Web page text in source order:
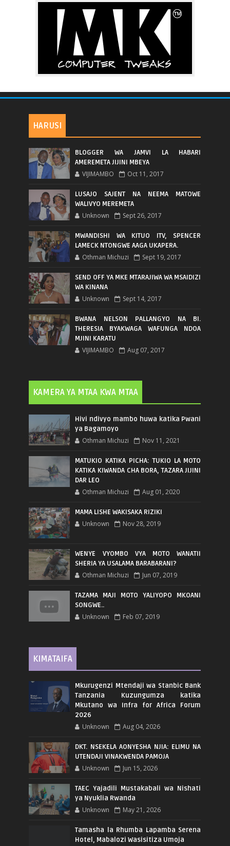
HARUSI
BLOGGER WA JAMVI LA HABARI
AMEREMETA JIJINI MBEYA
VIJIMAMBO Oct 11, 2017
LUSAJO SAJENT NA NEEMA MATOWE
WALIVYO MEREMETA
Unknown Sept 26, 2017
MWANDISHI WA KITUO ITV, SPENCER
LAMECK NTONGWE AAGA UKAPERA.
Othman Michuzi Sept 19, 2017
SEND OFF YA MKE MTARAJIWA WA MSAIDIZI
WA KINANA
Unknown Sept 14, 2017
BWANA NELSON PALLANGYO NA BI.
THERESIA BYAKWAGA WAFUNGA NDOA
MJINI KARATU
VIJIMAMBO Aug 07, 2017
KAMERA YA MTAA KWA MTAA
Hivi ndivyo mambo huwa katika Pwani
ya Bagamoyo
Othman Michuzi Nov 11, 2021
MATUKIO KATIKA PICHA: TUKIO LA MOTO
KATIKA KIWANDA CHA BORA, TAZARA JIJINI
DAR LEO
Othman Michuzi Aug 01, 2020
MAMA LISHE WAKISAKA RIZIKI
Unknown Nov 28, 2019
WENYE VYOMBO VYA MOTO WANATII
SHERIA YA USALAMA BARABARANI?
Othman Michuzi Jun 07, 2019
TAZAMA MAJI MOTO YALIYOPO MKOANI
SONGWE..
Unknown Feb 07, 2019
KIMATAIFA
Mkurugenzi Mtendaji wa Stanbic Bank
Tanzania Kuzungumza katika
Mkutano wa Infra for Africa Forum
2026
Unknown Aug 04, 2026
DKT. NSEKELA AONYESHA NJIA: ELIMU NA
UTENDAJI VINAKWENDA PAMOJA
Unknown Jun 15, 2026
TAEC Yajadili Mustakabali wa Nishati
ya Nyuklia Rwanda
Unknown May 21, 2026
Tamasha la Rhumba Lapamba Serena
Hotel, Mabalozi Wasisitiza Umoja